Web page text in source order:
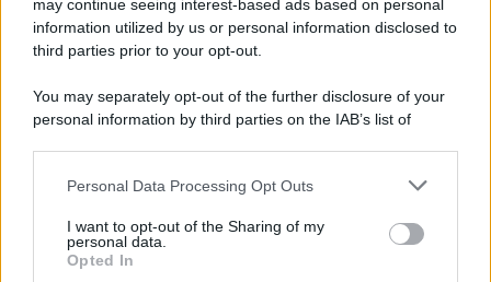
may continue seeing interest-based ads based on personal
information utilized by us or personal information disclosed to
third parties prior to your opt-out.
You may separately opt-out of the further disclosure of your
personal information by third parties on the IAB’s list of
This information may also be disclosed by us to third parties
disclose it to other third parties.
Please note that this website/app uses one or more Google
Personal Data Processing Opt Outs
I want to opt-out of the Sharing of my
personal data.
Opted In